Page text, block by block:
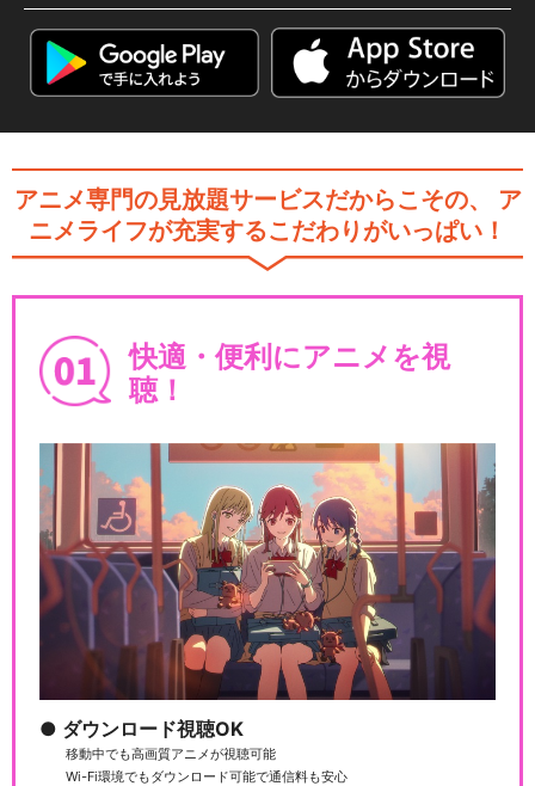
カードファイト!! ヴァンガー
ドG Z
カードファイト!! ヴァンガー
ド2018
カードファイト!! ヴァンガー
バミューダトライアングル ～
カラフル・パストラ…
カードファイト!! ヴァンガー
ド外伝 イフ-i…
アニメ専門の見放題サービスだからこその、
ア
ニメライフが充実するこだわりがいっぱい！
快適・便利にアニメを視
聴！
ダウンロード視聴OK
移動中でも高画質アニメが視聴可能
Wi-Fi環境でもダウンロード可能で通信料も安心